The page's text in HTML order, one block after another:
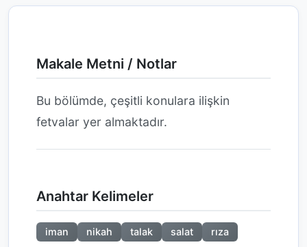
Makale Metni / Notlar
Bu bölümde, çeşitli konulara ilişkin
fetvalar yer almaktadır.
Anahtar Kelimeler
iman nikah talak salat rıza